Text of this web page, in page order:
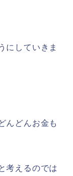
にしていきま
んどんお金も
考えるのでは